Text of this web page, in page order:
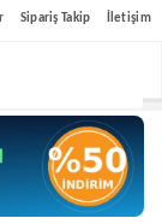
Sipariş Takip İletişim